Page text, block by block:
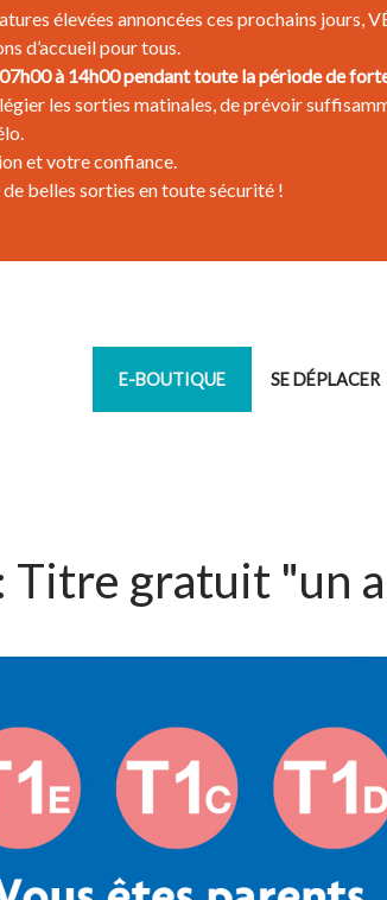
élevées annoncées ces prochains jours,
d’accueil pour tous.
à 14h00 pendant toute la période de
les sorties matinales, de prévoir
et votre confiance.
de belles sorties en toute sécurité !
E-BOUTIQUE SE DÉPLACER
Titre gratuit "un